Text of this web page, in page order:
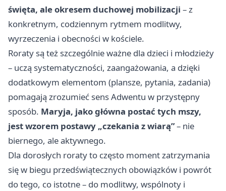
święta, ale okresem duchowej mobilizacji – z
konkretnym, codziennym rytmem modlitwy,
wyrzeczenia i obecności w kościele.
Roraty są też szczególnie ważne dla dzieci i młodzieży
– uczą systematyczności, zaangażowania, a dzięki
dodatkowym elementom (plansze, pytania, zadania)
pomagają zrozumieć sens Adwentu w przystępny
sposób. Maryja, jako główna postać tych mszy,
jest wzorem postawy „czekania z wiarą”– nie
biernego, ale aktywnego.
Dla dorosłych roraty to często moment zatrzymania
się w biegu przedświątecznych obowiązków i powrót
do tego, co istotne – do modlitwy, wspólnoty i